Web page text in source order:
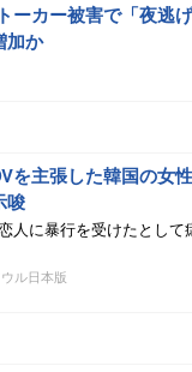
ーカー被害で「夜逃
加か
を主張した韓国の女
唆
人に暴行を受けたとして
ル日本版